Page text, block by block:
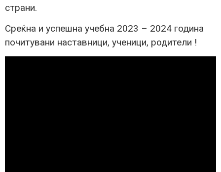
страни.
Среќна и успешна учебна 2023 – 2024 година
почитувани наставници, ученици, родители !